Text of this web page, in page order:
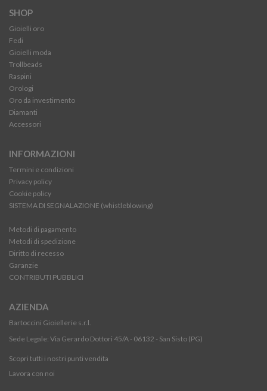
SHOP
Gioielli oro
Fedi
Gioielli moda
Trollbeads
Raspini
Orologi
Oro da investimento
Diamanti
Accessori
INFORMAZIONI
Termini e condizioni
Privacy policy
Cookie policy
SISTEMA DI SEGNALAZIONE (whistleblowing)
Metodi di pagamento
Metodi di spedizione
Diritto di recesso
Garanzie
CONTRIBUTI PUBBLICI
AZIENDA
Bartoccini Gioiellerie s.r.l.
Sede Legale: Via Gerardo Dottori 45/A - 06132 - San Sisto (PG)
Scopri tutti i nostri punti vendita
Lavora con noi